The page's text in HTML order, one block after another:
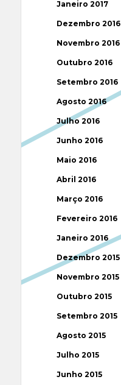
Janeiro 2017
Dezembro 2016
Novembro 2016
Outubro 2016
Setembro 2016
Agosto 2016
Julho 2016
Junho 2016
Maio 2016
Abril 2016
Março 2016
Fevereiro 2016
Janeiro 2016
Dezembro 2015
Novembro 2015
Outubro 2015
Setembro 2015
Agosto 2015
Julho 2015
Junho 2015